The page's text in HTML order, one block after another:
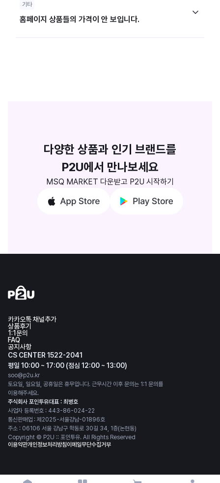
카카오톡 채널추가
상품후기
1:1문의
FAQ
공지사항
CS CENTER 1522-2041
평일 10:00 ~ 17:00 (점심 12:00 ~ 13:00)
soo@p2u.kr
토요일, 일요일, 공휴일은 휴무입니다. 근무시간 이후 문의는 1:1 문의를
이용해주세요.
주식회사 포인투유대표 : 최병호
사업자 등록번호 : 443-86-024-22
통신판매업 : 제2025-서울강남-01896호
주소 : 06106 서울 강남구 학동로 30길 34, 1층(논현동)
Copyright © P2U :: 포인투유. All Rights Reserved
이용약관개인정보처리방침이메일무단수집거부